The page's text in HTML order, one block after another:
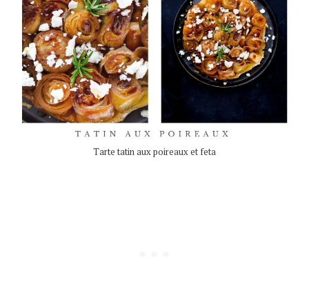
Tarte tatin aux poireaux et feta